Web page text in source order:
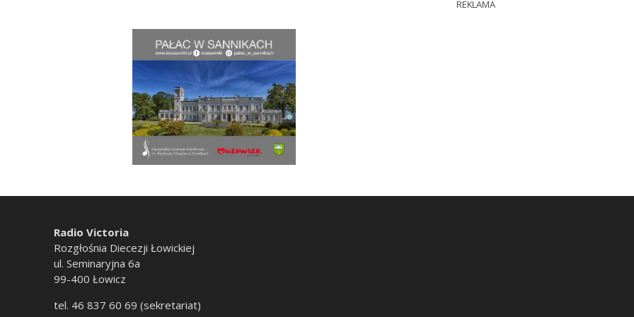
REKLAMA
Radio Victoria
Rozgłośnia Diecezji Łowickiej
ul. Seminaryjna 6a
99-400 Łowicz
tel. 46 837 60 69 (sekretariat)